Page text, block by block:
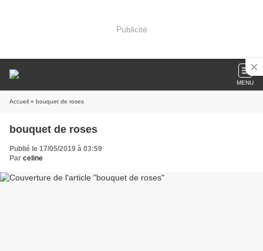
Publicité
MENU
Accueil » bouquet de roses
bouquet de roses
Publié le 17/05/2019 à 03:59
Par celine